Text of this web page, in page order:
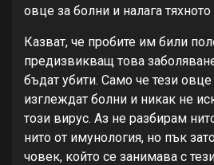
овце за болни и налага
Казват, че пробите им били
предизвикващ това
бъдат убити. Само че тези
изглеждат болни и никак не
този вирус. Аз не разбирам
нито от имунология, но пък
човек, който се занимава с